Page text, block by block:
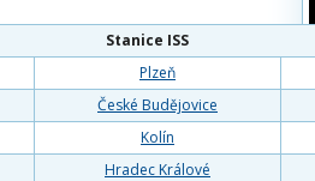
Stanice ISS
Plzeň
České Budějovice
Kolín
Hradec Králové